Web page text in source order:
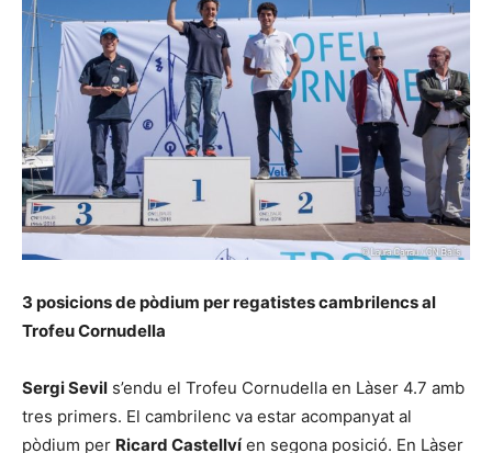
3 posicions de pòdium per regatistes cambrilencs al
Trofeu Cornudella
Sergi Sevil s’endu el Trofeu Cornudella en Làser 4.7 amb
tres primers. El cambrilenc va estar acompanyat al
pòdium per Ricard Castellvíen segona posició. En Làser